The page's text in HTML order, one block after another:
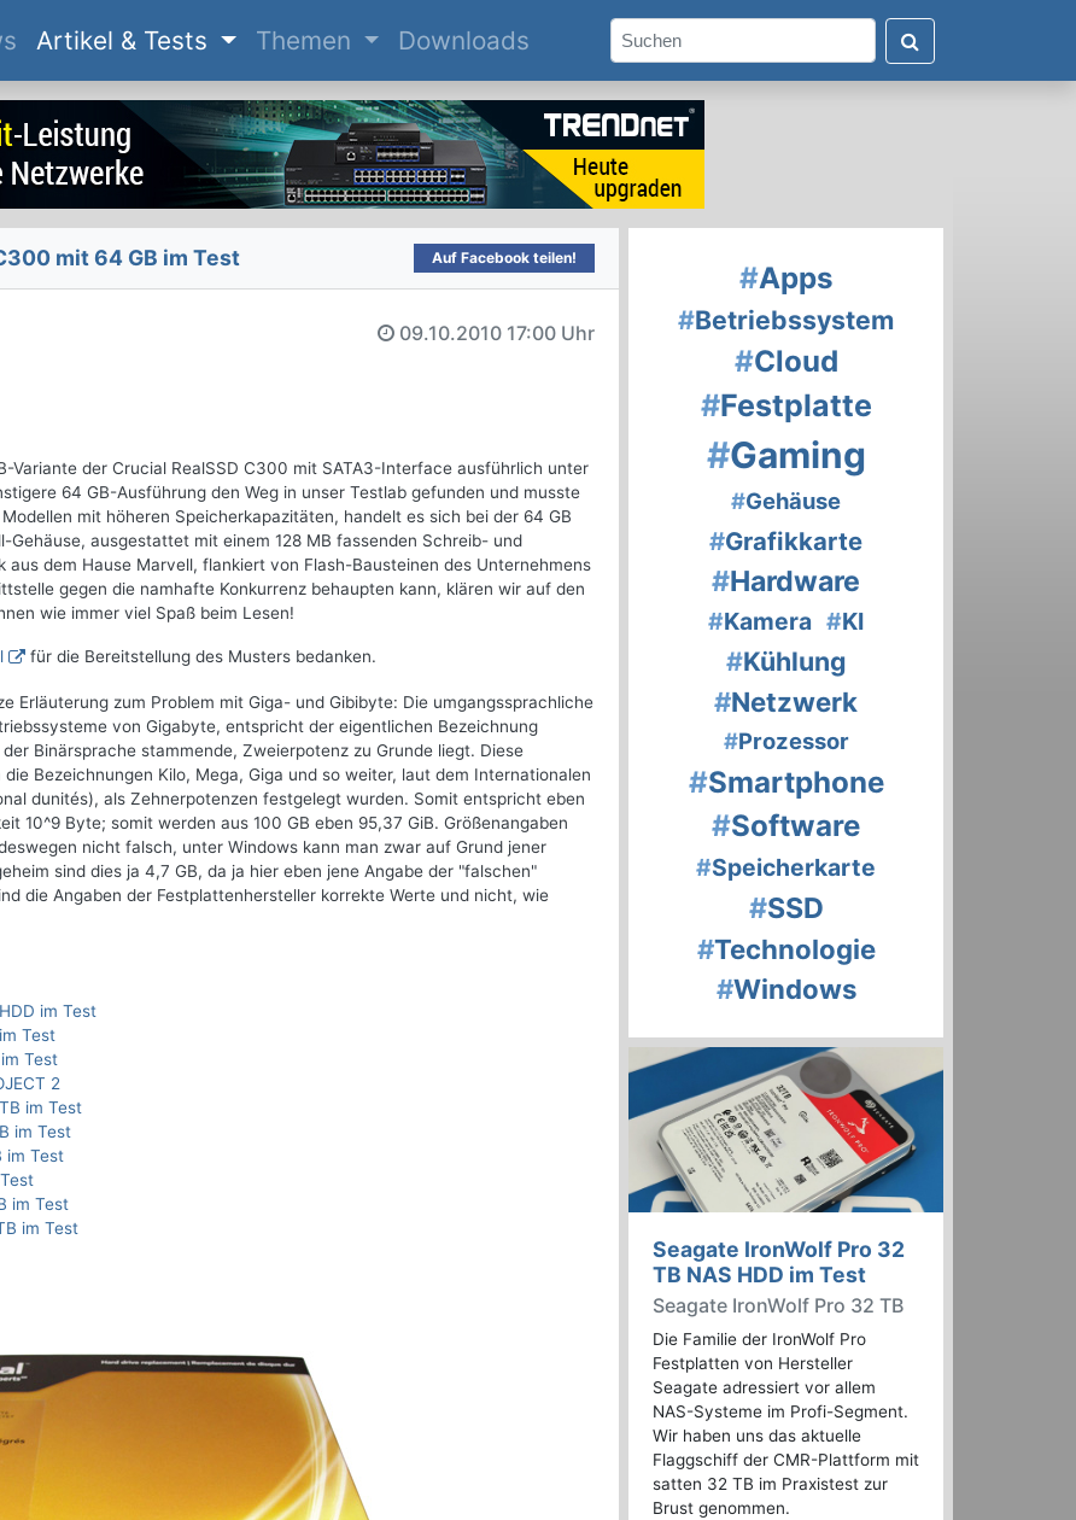
(current)
Artikel & Tests Themen Downloads
mit 64 GB im Test Auf Facebook teilen!
09.10.2010 17:00 Uhr
Variante der Crucial RealSSD C300 mit SATA3-Interface ausführlich unter
64 GB-Ausführung den Weg in unser Testlab gefunden und musste
mit höheren Speicherkapazitäten, handelt es sich bei der 64 GB
Gehäuse, ausgestattet mit einem 128 MB fassenden Schreib- und
dem Hause Marvell, flankiert von Flash-Bausteinen des Unternehmens
gegen die namhafte Konkurrenz behaupten kann, klären wir auf den
wie immer viel Spaß beim Lesen!
für die Bereitstellung des Musters bedanken.
Erläuterung zum Problem mit Giga- und Gibibyte: Die umgangssprachliche
von Gigabyte, entspricht der eigentlichen Bezeichnung
Binärsprache stammende, Zweierpotenz zu Grunde liegt. Diese
Bezeichnungen Kilo, Mega, Giga und so weiter, laut dem Internationalen
dunités), als Zehnerpotenzen festgelegt wurden. Somit entspricht eben
10^9 Byte; somit werden aus 100 GB eben 95,37 GiB. Größenangaben
nicht falsch, unter Windows kann man zwar auf Grund jener
sind dies ja 4,7 GB, da ja hier eben jene Angabe der "falschen"
die Angaben der Festplattenhersteller korrekte Werte und nicht, wie
im Test
Test
Test
2
im Test
im Test
im Test
im Test
im Test
#Apps
#Betriebssystem
#Cloud
#Festplatte
#Gaming
#Gehäuse
#Grafikkarte
#Hardware
#Kamera #KI
#Kühlung
#Netzwerk
#Prozessor
#Smartphone
#Software
#Speicherkarte
#SSD
#Technologie
#Windows
Seagate IronWolf Pro 32
TB NAS HDD im Test
Seagate IronWolf Pro 32 TB
Die Familie der IronWolf Pro
Festplatten von Hersteller
Seagate adressiert vor allem
NAS-Systeme im Profi-Segment.
Wir haben uns das aktuelle
Flaggschiff der CMR-Plattform mit
satten 32 TB im Praxistest zur
Brust genommen.